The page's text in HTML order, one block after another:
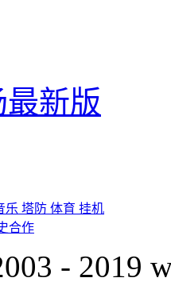
新版
乐 塔防 体育 挂机
合作
- 2019